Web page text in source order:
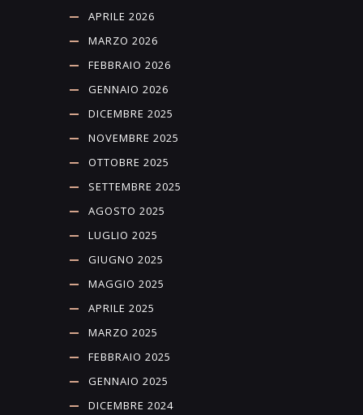
APRILE 2026
MARZO 2026
FEBBRAIO 2026
GENNAIO 2026
DICEMBRE 2025
NOVEMBRE 2025
OTTOBRE 2025
SETTEMBRE 2025
AGOSTO 2025
LUGLIO 2025
GIUGNO 2025
MAGGIO 2025
APRILE 2025
MARZO 2025
FEBBRAIO 2025
GENNAIO 2025
DICEMBRE 2024